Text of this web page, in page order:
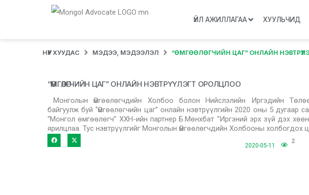
ҮЙЛ АЖИЛЛАГАА ХУУЛЬЧИД
НҮҮР ХУУДАС МЭДЭЭ, МЭДЭЭЛЭЛ “ӨМГӨӨЛӨГЧИЙН ЦАГ” ОНЛАЙН
“ӨМГӨӨЛӨГЧИЙН ЦАГ” ОНЛАЙН НЭВТРҮҮЛЭГТ ОРОЛЦЛОО
Монголын Өмгөөлөгчдийн Холбоо болон Нийслэлийн Иргэдийн
байгуулж буй “Өмгөөлөгчийн цаг” онлайн нэвтрүүлгийн 2020 оны 5 дугаар
“Монгол өмгөөлөгч” ХХН-ийн партнер Б.Мөнхбат “Иргэний эрх зүй дэх
ярилцлаа. Тус нэвтрүүлгийг Монголын Өмгөөлөгчдийн Холбооны холбогдох
2020-05-11
2